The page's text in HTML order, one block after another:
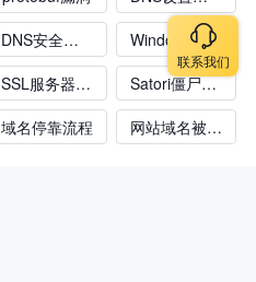
DNS安全防护
WindowsDNS
SSL服务器证书
Satori僵尸网络
域名停靠流程 网站域名被劫持
联系我们